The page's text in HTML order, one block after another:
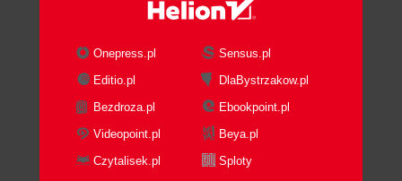
Onepress.pl
Sensus.pl
Editio.pl
DlaBystrzakow.pl
Bezdroza.pl
Ebookpoint.pl
Videopoint.pl
Beya.pl
Czytalisek.pl
Sploty